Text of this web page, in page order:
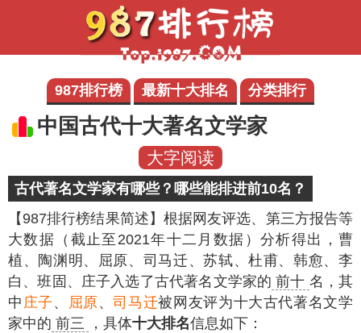
987排行榜 最新十大排名 分类排行
中国古代十大著名文学家
大字阅读
古代著名文学家有哪些？哪些能排进前10名？
【987排行榜结果简述】 根据网友评选、第三方报告等
大数据（截止至2021年十二月数据）分析得出，曹
植、陶渊明、屈原、司马迁、苏轼、杜甫、韩愈、李
白、班固、庄子入选了古代著名文学家的 前十 名，其
中 庄子 、 屈原 、司马迁被网友评为十大古代著名文学
家中的 前三 ，具体十大排名信息如下：